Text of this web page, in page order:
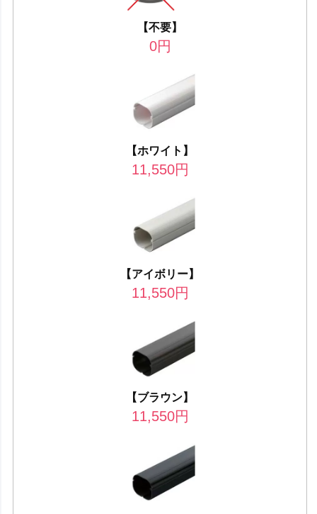
【不要】
0円
【ホワイト】
11,550円
【アイボリー】
11,550円
【ブラウン】
11,550円